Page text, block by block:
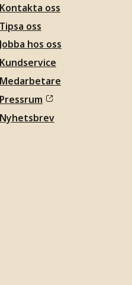
Kontakta oss
Tipsa oss
Jobba hos oss
Kundservice
Medarbetare
Pressrum
Nyhetsbrev